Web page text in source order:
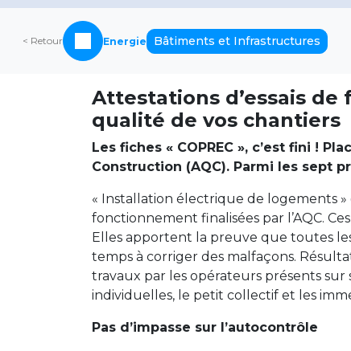
< Retour Energie Bâtiments et Infrastructures
Attestations d’essais
qualité de vos chantiers
Les fiches « COPREC », c’est fini !
Construction (AQC). Parmi les sept
« Installation électrique de logements »
fonctionnement finalisées par l’AQC.
Elles apportent la preuve que toutes
temps à corriger des malfaçons.
travaux par les opérateurs présents sur
individuelles, le petit collectif et les
Pas d’impasse sur l’autocontrôle